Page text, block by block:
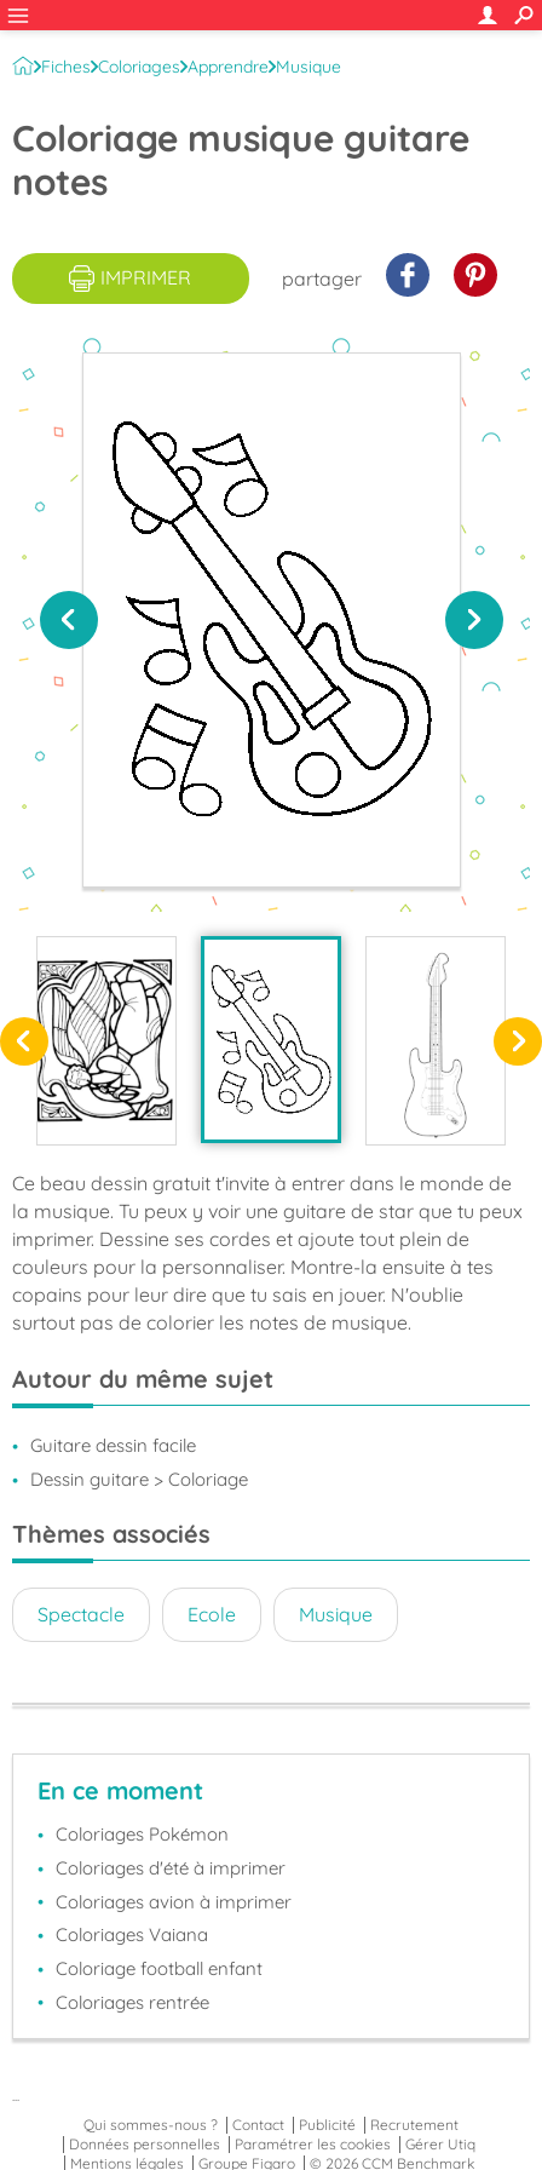
Fiches Coloriages Apprendre Musique
Coloriage musique guitare
notes
IMPRIMER partager
Ce beau dessin gratuit t'invite à entrer dans le monde de
la musique. Tu peux y voir une guitare de star que tu peux
imprimer. Dessine ses cordes et ajoute tout plein de
couleurs pour la personnaliser. Montre-la ensuite à tes
copains pour leur dire que tu sais en jouer. N'oublie
surtout pas de colorier les notes de musique.
Autour du même sujet
Guitare dessin facile
Dessin guitare > Coloriage
Thèmes associés
Spectacle Ecole Musique
En ce moment
Coloriages Pokémon
Coloriages d'été à imprimer
Coloriages avion à imprimer
Coloriages Vaiana
Coloriage football enfant
Coloriages rentrée
Qui sommes-nous ?
Contact Publicité
Recrutement
Données personnelles
Paramétrer les cookies
Gérer Utiq
Mentions légales
Groupe Figaro © 2026 CCM Benchmark